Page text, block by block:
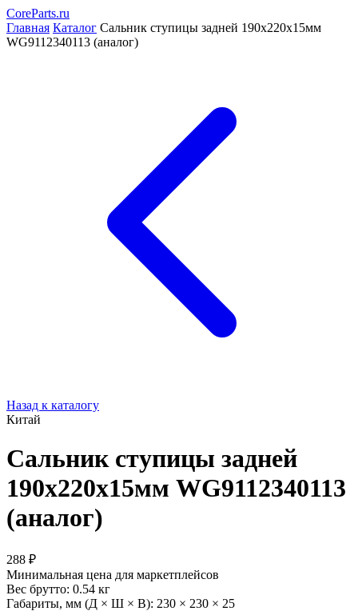
CoreParts.ru
Главная Каталог Сальник ступицы задней 190x220x15мм
WG9112340113 (аналог)
Назад к каталогу
Китай
Сальник ступицы задней
190x220x15мм WG9112340113
(аналог)
288 ₽
Минимальная цена для маркетплейсов
Вес брутто: 0.54 кг
Габариты, мм (Д × Ш × В): 230 × 230 × 25